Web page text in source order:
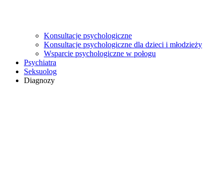
Konsultacje psychologiczne
Konsultacje psychologiczne dla dzieci i młodzieży
Wsparcie psychologiczne w połogu
Psychiatra
Seksuolog
Diagnozy